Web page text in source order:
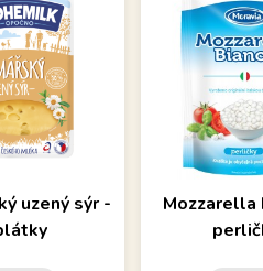
sýr
uzený sýr -
Bílý nezrající
kvality v
Mozzarella